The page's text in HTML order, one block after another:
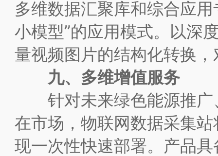
多维数据汇聚库和综合应
小模型”的应用模式。以深
量视频图片的结构化转换
九、多维增值服务
针对未来绿色能源推广
在市场，物联网数据采集
现一次性快速部署。产品